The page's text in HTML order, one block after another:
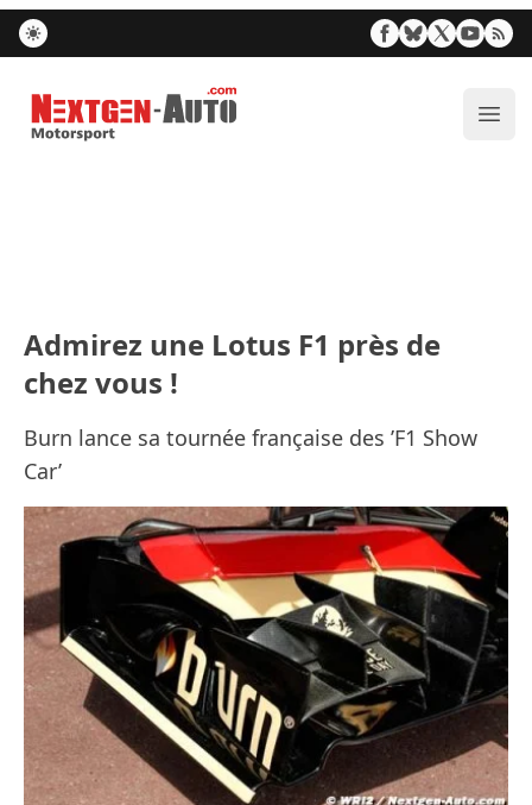
Nextgen-Auto.com
Admirez une Lotus F1 près de
chez vous !
Burn lance sa tournée française des ’F1 Show
Car’